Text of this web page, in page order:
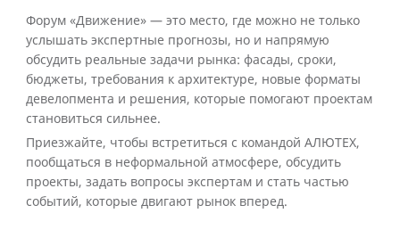
Форум «Движение» — это место, где можно не только
услышать экспертные прогнозы, но и напрямую
обсудить реальные задачи рынка: фасады, сроки,
бюджеты, требования к архитектуре, новые форматы
девелопмента и решения, которые помогают проектам
становиться сильнее.
Приезжайте, чтобы встретиться с командой АЛЮТЕХ,
пообщаться в неформальной атмосфере, обсудить
проекты, задать вопросы экспертам и стать частью
событий, которые двигают рынок вперед.